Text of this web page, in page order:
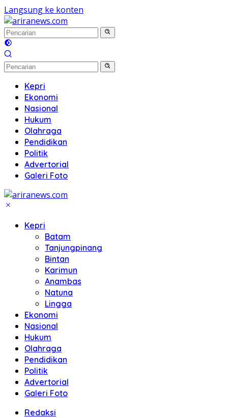
Langsung ke konten
Kepri
Ekonomi
Nasional
Hukum
Olahraga
Pendidikan
Politik
Advertorial
Galeri Foto
Kepri
Batam
Tanjungpinang
Bintan
Karimun
Anambas
Natuna
Lingga
Ekonomi
Nasional
Hukum
Olahraga
Pendidikan
Politik
Advertorial
Galeri Foto
Redaksi